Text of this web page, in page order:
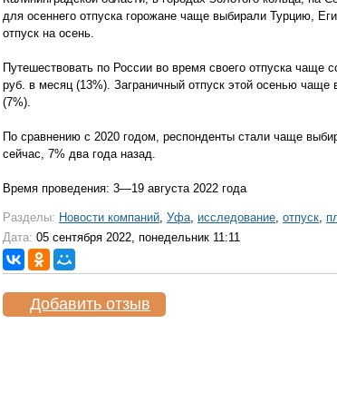
для осеннего отпуска горожане чаще выбирали Турцию,
отпуск на осень.
Путешествовать по России во время своего отпуска чаще
руб. в месяц (13%). Заграничный отпуск этой осенью
(7%).
По сравнению с 2020 годом, респонденты стали чаще
сейчас, 7% два года назад.
Время проведения: 3—19 августа 2022 года
Разделы: Новости компаний, Уфа, исследование, отпуск,
Дата: 05 сентября 2022, понедельник 11:11
Добавить отзыв